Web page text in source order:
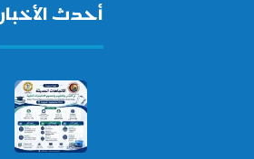
أحدث الأخبار